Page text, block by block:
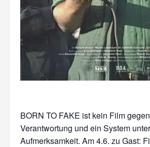
BORN TO FAKE ist kein Film
Verantwortung und ein System
Aufmerksamkeit. Am 4.6. zu Gast: